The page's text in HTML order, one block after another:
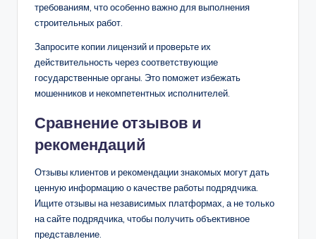
требованиям, что особенно важно для выполнения
строительных работ.
Запросите копии лицензий и проверьте их
действительность через соответствующие
государственные органы. Это поможет избежать
мошенников и некомпетентных исполнителей.
Сравнение отзывов и
рекомендаций
Отзывы клиентов и рекомендации знакомых могут дать
ценную информацию о качестве работы подрядчика.
Ищите отзывы на независимых платформах, а не только
на сайте подрядчика, чтобы получить объективное
представление.